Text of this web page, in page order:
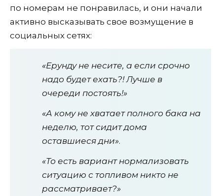
по номерам не понравилась, и они начали
активно высказывать свое возмущение в
социальных сетях:
«Ерунду не несите, а если срочно
надо будет ехать?! Лучше в
очереди постоять!»
«А кому не хватает полного бака на
неделю, тот сидит дома
оставшиеся дни».
«То есть вариант нормализовать
ситуацию с топливом никто не
рассматривает?»